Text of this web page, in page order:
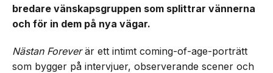
bredare vänskapsgruppen som splittrar vännerna
och för in dem på nya vägar.
Nästan Foreverär ett intimt coming-of-age-porträtt
som bygger på intervjuer, observerande scener och